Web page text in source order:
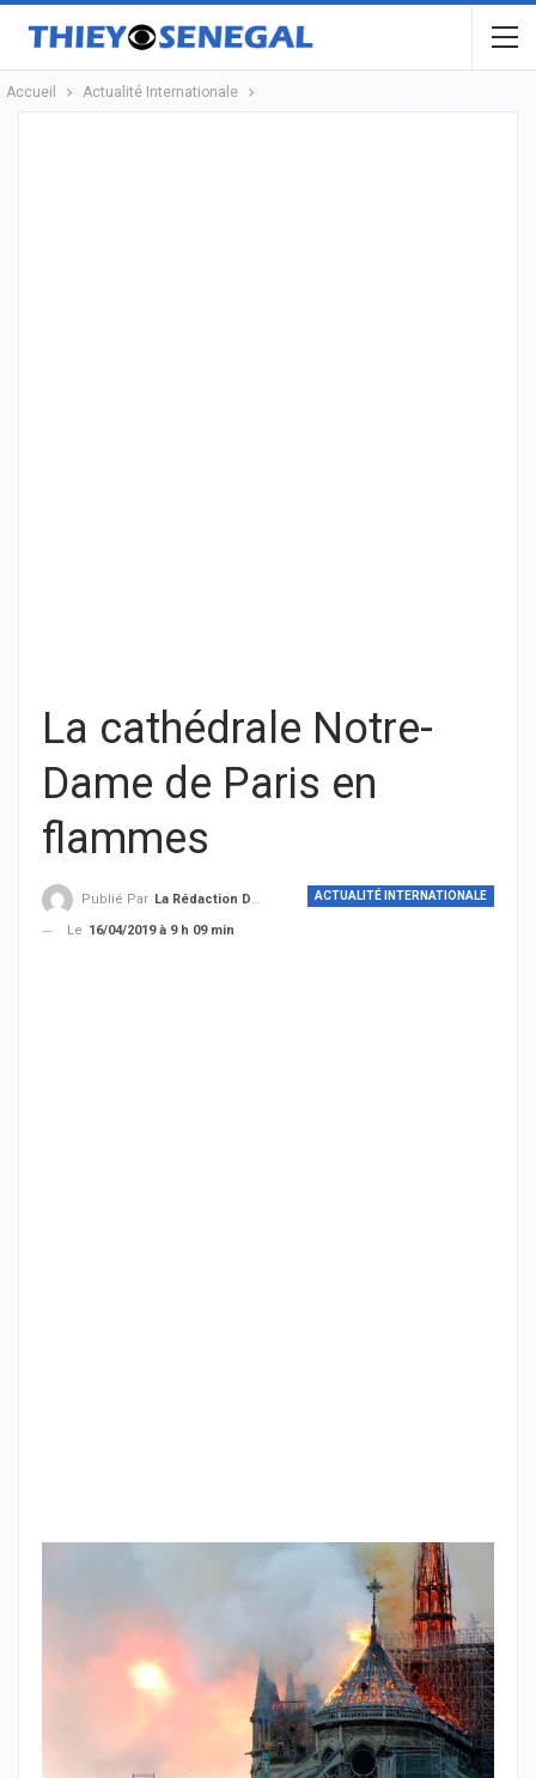
Accueil Actualité Internationale
La cathédrale Notre-
Dame de Paris en
flammes
ACTUALITÉ INTERNATIONALE
Publié Par La Rédaction De THIEYSENEGAL.com
Le 16/04/2019 à 9 h 09 min